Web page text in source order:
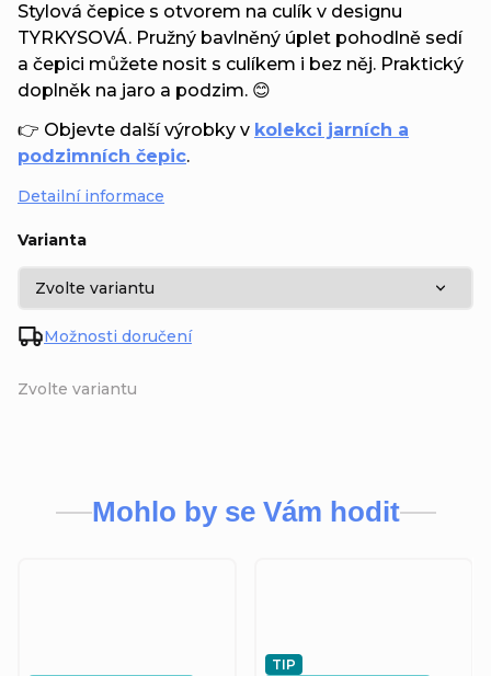
Zvolte variantu
Varianta
Možnosti doručení
Stylová čepice s otvorem na culík v designu
TYRKYSOVÁ. Pružný bavlněný úplet pohodlně sedí
a čepici můžete nosit s culíkem i bez něj. Praktický
doplněk na jaro a podzim. 😊
👉 Objevte další výrobky v kolekci jarních a
podzimních čepic.
Detailní informace
Mohlo by se Vám hodit
TIP